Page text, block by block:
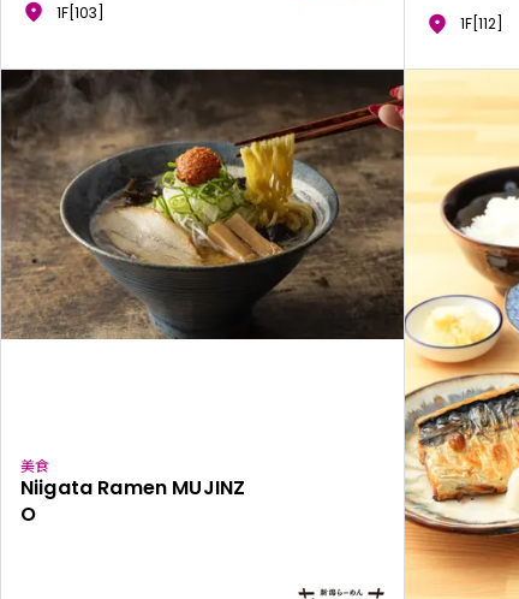
1F[103]
1F[112]
美食
Niigata Ramen MUJINZ
O